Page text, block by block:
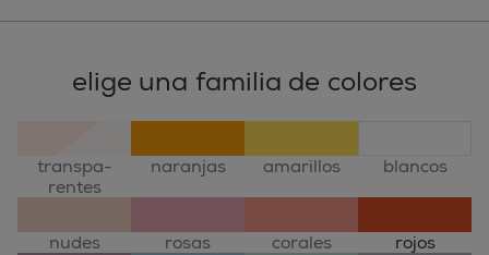
elige una familia de colores
transpa-
rentes
naranjas amarillos blancos
nudes rosas corales rojos